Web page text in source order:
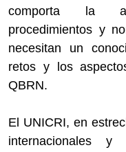
comporta la
procedimientos y
necesitan un
retos y los
QBRN.
El UNICRI, en
internacionales